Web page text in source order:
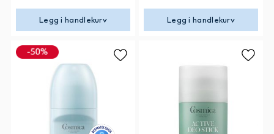
Legg i handlekurv Legg i handlekurv